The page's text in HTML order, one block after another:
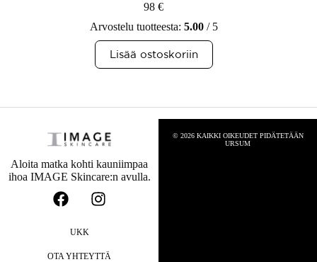
98€
Arvostelu tuotteesta: 5.00/ 5
Lisää ostoskoriin
Aloita matka kohti kauniimpaa
ihoa IMAGE Skincare:n avulla.
UKK
OTA YHTEYTTÄ
© 2026 KAIKKI OIKEUDET PIDÄTETÄÄN
URSUM